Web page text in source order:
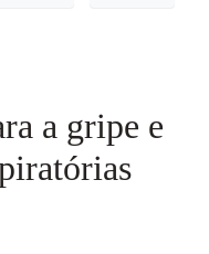
a gripe e